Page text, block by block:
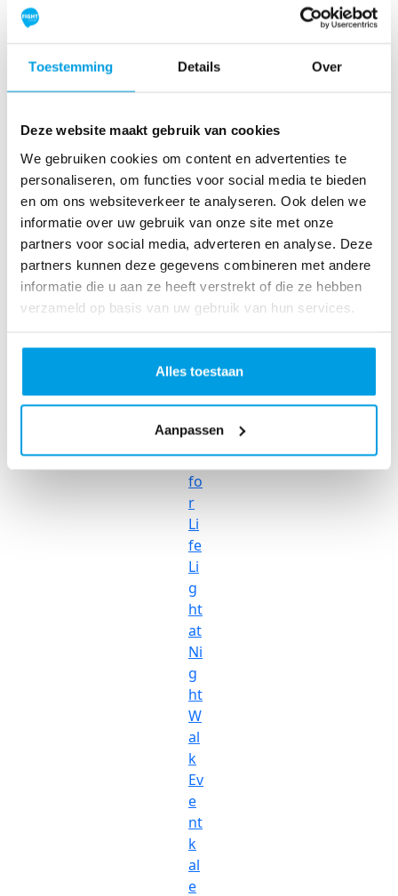
Toestemming Details Over
Deze website maakt gebruik van cookies
We gebruiken cookies om content en advertenties te
personaliseren, om functies voor social media te bieden
en om ons websiteverkeer te analyseren. Ook delen we
informatie over uw gebruik van onze site met onze
partners voor social media, adverteren en analyse. Deze
partners kunnen deze gegevens combineren met andere
informatie die u aan ze heeft verstrekt of die ze hebben
verzameld op basis van uw gebruik van hun services.
Alles toestaan
Aanpassen
rc
te
r
R
u
n
L
o
ve
Li
R
u
n
pi
n
fo
r
Li
fe
Li
g
ht
at
Ni
g
ht
W
al
k
Ev
e
nt
k
al
e